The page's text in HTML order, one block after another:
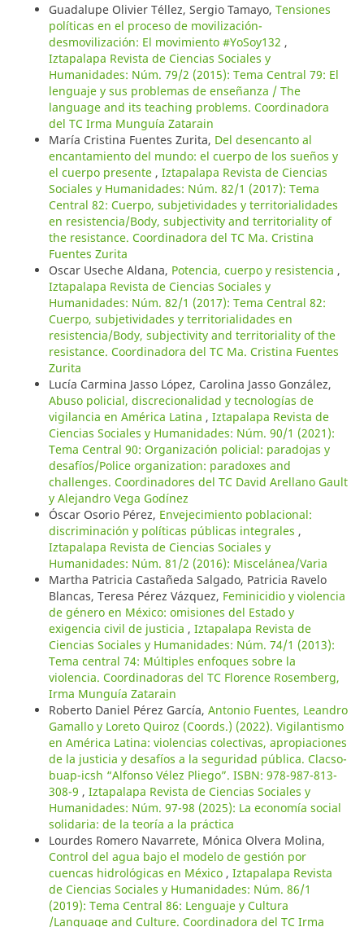
Guadalupe Olivier Téllez, Sergio Tamayo, Tensiones
políticas en el proceso de movilización-
desmovilización: El movimiento #YoSoy132 ,
Iztapalapa Revista de Ciencias Sociales y
Humanidades: Núm. 79/2 (2015): Tema Central 79: El
lenguaje y sus problemas de enseñanza / The
language and its teaching problems. Coordinadora
del TC Irma Munguía Zatarain
María Cristina Fuentes Zurita, Del desencanto al
encantamiento del mundo: el cuerpo de los sueños y
el cuerpo presente , Iztapalapa Revista de Ciencias
Sociales y Humanidades: Núm. 82/1 (2017): Tema
Central 82: Cuerpo, subjetividades y territorialidades
en resistencia/Body, subjectivity and territoriality of
the resistance. Coordinadora del TC Ma. Cristina
Fuentes Zurita
Oscar Useche Aldana, Potencia, cuerpo y resistencia ,
Iztapalapa Revista de Ciencias Sociales y
Humanidades: Núm. 82/1 (2017): Tema Central 82:
Cuerpo, subjetividades y territorialidades en
resistencia/Body, subjectivity and territoriality of the
resistance. Coordinadora del TC Ma. Cristina Fuentes
Zurita
Lucía Carmina Jasso López, Carolina Jasso González,
Abuso policial, discrecionalidad y tecnologías de
vigilancia en América Latina , Iztapalapa Revista de
Ciencias Sociales y Humanidades: Núm. 90/1 (2021):
Tema Central 90: Organización policial: paradojas y
desafíos/Police organization: paradoxes and
challenges. Coordinadores del TC David Arellano Gault
y Alejandro Vega Godínez
Óscar Osorio Pérez, Envejecimiento poblacional:
discriminación y políticas públicas integrales ,
Iztapalapa Revista de Ciencias Sociales y
Humanidades: Núm. 81/2 (2016): Miscelánea/Varia
Martha Patricia Castañeda Salgado, Patricia Ravelo
Blancas, Teresa Pérez Vázquez, Feminicidio y violencia
de género en México: omisiones del Estado y
exigencia civil de justicia , Iztapalapa Revista de
Ciencias Sociales y Humanidades: Núm. 74/1 (2013):
Tema central 74: Múltiples enfoques sobre la
violencia. Coordinadoras del TC Florence Rosemberg,
Irma Munguía Zatarain
Roberto Daniel Pérez García, Antonio Fuentes, Leandro
Gamallo y Loreto Quiroz (Coords.) (2022). Vigilantismo
en América Latina: violencias colectivas, apropiaciones
de la justicia y desafíos a la seguridad pública. Clacso-
buap-icsh “Alfonso Vélez Pliego”. ISBN: 978-987-813-
308-9 , Iztapalapa Revista de Ciencias Sociales y
Humanidades: Núm. 97-98 (2025): La economía social
solidaria: de la teoría a la práctica
Lourdes Romero Navarrete, Mónica Olvera Molina,
Control del agua bajo el modelo de gestión por
cuencas hidrológicas en México , Iztapalapa Revista
de Ciencias Sociales y Humanidades: Núm. 86/1
(2019): Tema Central 86: Lenguaje y Cultura
/Language and Culture. Coordinadora del TC Irma